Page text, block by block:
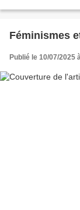
Féminismes
Publié le 10/07/2025